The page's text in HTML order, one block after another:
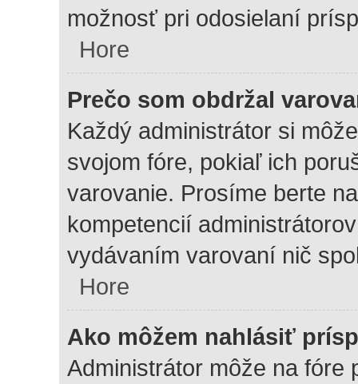
možnosť pri odosielaní
Hore
Prečo som obdržal
Každý administrátor si
svojom fóre, pokiaľ ich
varovanie. Prosíme berte
kompetencií
vydávaním varovaní nič
Hore
Ako môžem nahlásiť
Administrátor môže na fóre